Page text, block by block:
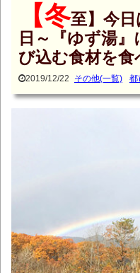
【冬至】今
日～『ゆず湯
び込む食材を食
2019/12/22 その他(一覧) 都